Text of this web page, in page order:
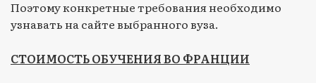
Поэтому конкретные требования необходимо
узнавать на сайте выбранного вуза.
СТОИМОСТЬ ОБУЧЕНИЯ ВО ФРАНЦИИ